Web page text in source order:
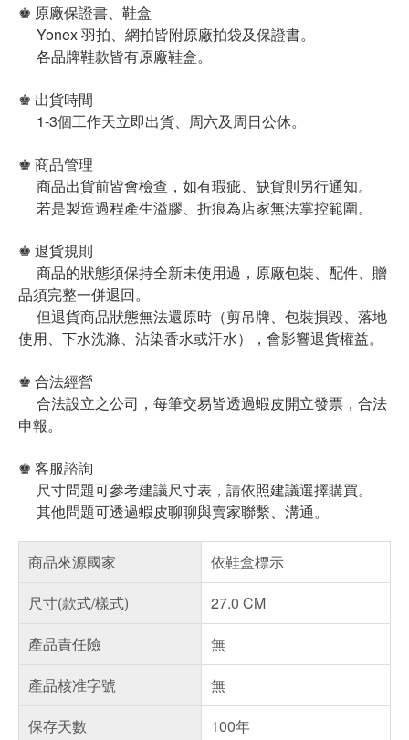
♚ 原廠保證書、鞋盒
Yonex 羽拍、網拍皆附原廠拍袋及保證書。
各品牌鞋款皆有原廠鞋盒。
♚ 出貨時間
1-3個工作天立即出貨、周六及周日公休。
♚ 商品管理
商品出貨前皆會檢查，如有瑕疵、缺貨則另行通知。
若是製造過程產生溢膠、折痕為店家無法掌控範圍。
♚ 退貨規則
商品的狀態須保持全新未使用過，原廠包裝、配件、贈
品須完整一併退回。
但退貨商品狀態無法還原時（剪吊牌、包裝損毀、落地
使用、下水洗滌、沾染香水或汗水），會影響退貨權益。
♚ 合法經營
合法設立之公司，每筆交易皆透過蝦皮開立發票，合法
申報。
♚ 客服諮詢
尺寸問題可參考建議尺寸表，請依照建議選擇購買。
其他問題可透過蝦皮聊聊與賣家聯繫、溝通。
商品來源國家
依鞋盒標示
尺寸(款式/樣式)
27.0 CM
產品責任險
無
產品核准字號
無
保存天數
100年